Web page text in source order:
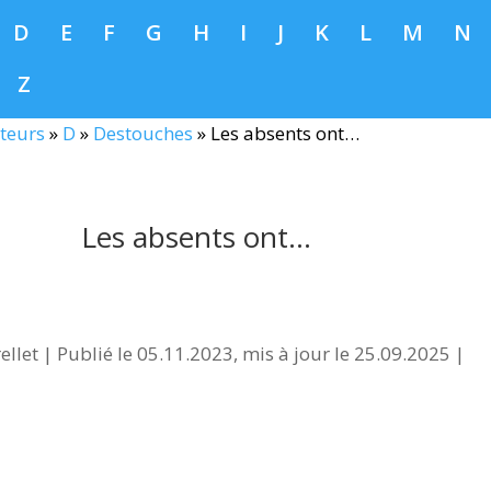
D E F G H I J K L M N
Z
» D » Destouches » Les absents ont…
Les absents ont…
| Publié le 05.11.2023, mis à jour le 25.09.2025 |